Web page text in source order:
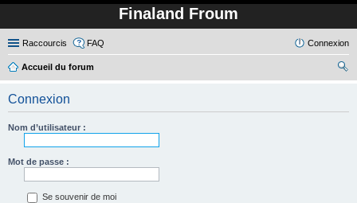
Finaland Froum
Raccourcis FAQ Connexion
Accueil du forum
Connexion
Nom d’utilisateur :
Mot de passe :
Se souvenir de moi